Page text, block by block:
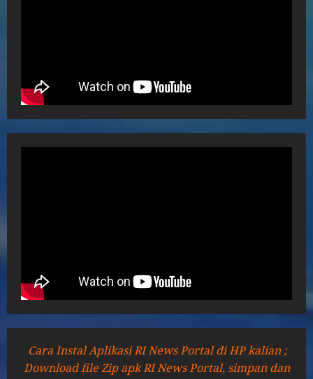
Cara Instal Aplikasi RI News Portal di HP kalian ;
Download file Zip apk RI News Portal, simpan dan